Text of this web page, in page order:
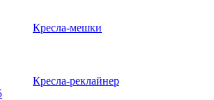
Кресла-мешки
Кресла-реклайнер